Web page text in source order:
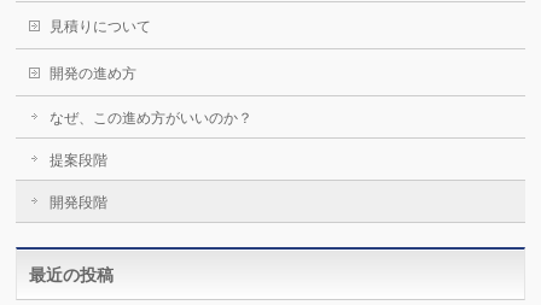
見積りについて
開発の進め方
なぜ、この進め方がいいのか？
提案段階
開発段階
最近の投稿